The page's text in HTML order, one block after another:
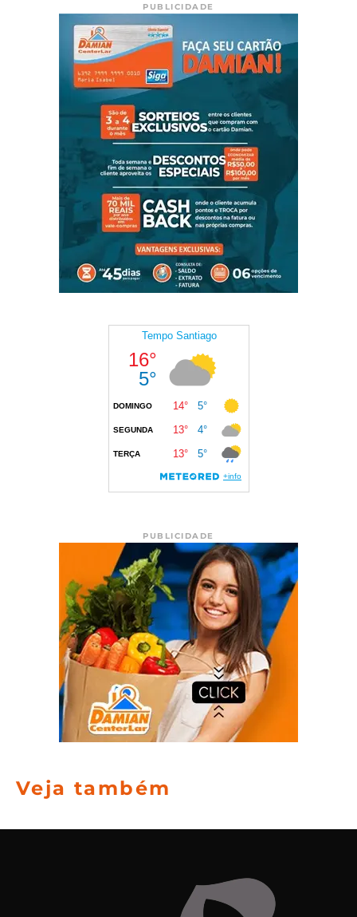
PUBLICIDADE
PUBLICIDADE
Veja também